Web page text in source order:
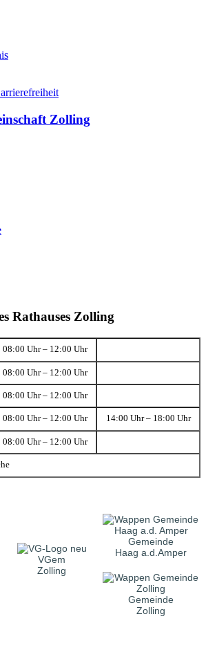
Zolling
Rathauses Zolling
08:00 Uhr – 12:00 Uhr
08:00 Uhr – 12:00 Uhr
08:00 Uhr – 12:00 Uhr
08:00 Uhr – 12:00 Uhr 14:00 Uhr – 18:00 Uhr
08:00 Uhr – 12:00 Uhr
VGem
Zolling
Gemeinde
Haag a.d.Amper
Gemeinde
Zolling